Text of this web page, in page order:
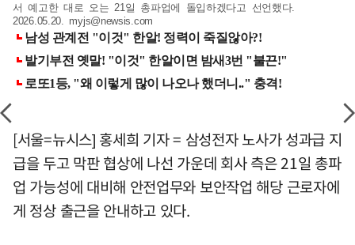
서 예고한 대로 오는 21일 총파업에 돌입하겠다고 선언했다.
2026.05.20. myjs@newsis.com
[서울=뉴시스] 홍세희 기자 = 삼성전자 노사가 성과급 지
급을 두고 막판 협상에 나선 가운데 회사 측은 21일 총파
업 가능성에 대비해 안전업무와 보안작업 해당 근로자에
게 정상 출근을 안내하고 있다.